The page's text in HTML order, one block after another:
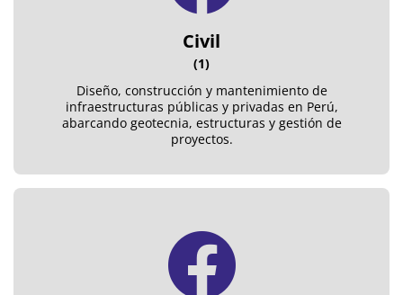
Civil
(1)
Diseño, construcción y mantenimiento de
infraestructuras públicas y privadas en Perú,
abarcando geotecnia, estructuras y gestión de
proyectos.